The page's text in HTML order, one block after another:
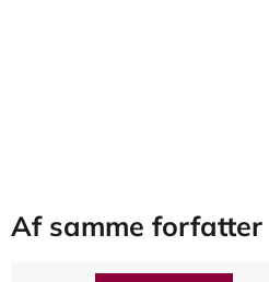
Af samme forfatter